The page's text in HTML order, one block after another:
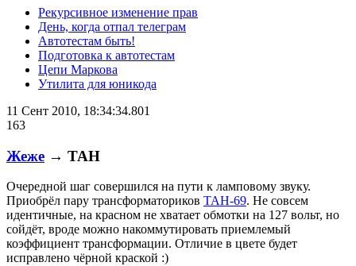
xelbot.ru
Рекурсивное изменение прав
День, когда отпал телеграм
Автотестам быть!
Подготовка к автотестам
Цепи Маркова
Утилита для юникода
11 Сент 2010, 18:34:34.801
163
Жеже → ТАН
Очередной шаг совершился на пути к ламповому звуку.
Приобрёл пару трансформаториков ТАН-69. Не совсем
идентичные, на красном не хватает обмотки на 127 вольт, но
сойдёт, вроде можно накоммутировать приемлемый
коэффициент трансформации. Отличие в цвете будет
исправлено чёрной краской :)